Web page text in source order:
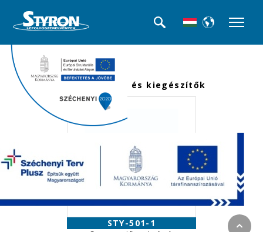
<<< Termék kategóriák
Padlószifonok és kiegészítők
STY-501-1